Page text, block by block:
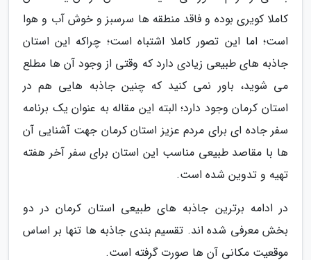
کاملا کویری بوده و فاقد منطقه ها سرسبز و خوش آب و هوا
است؛ اما این تصور کاملا اشتباه است؛ چراکه این استان
جاذبه های طبیعی زیادی دارد که وقتی از وجود آن ها مطلع
می شوید، باور نمی کنید که چنین جاذبه هایی هم در
استان کرمان وجود دارد؛ البته این مقاله به عنوان یک برنامه
سفر جاده ای برای مردم عزیز استان کرمان جهت آشنایی آن
ها با مقاصد طبیعی مناسب این استان برای سفر آخر هفته
تهیه و تدوین شده است.
در ادامه برترین جاذبه های طبیعی استان کرمان در دو
بخش معرفی شده اند. تقسیم بندی جاذبه ها تنها بر اساس
موقعیت مکانی آن ها صورت گرفته است.